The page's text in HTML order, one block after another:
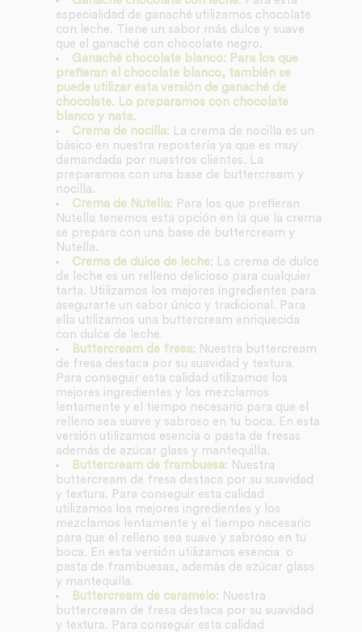
especialidad de ganaché utilizamos chocolate
con leche. Tiene un sabor más dulce y suave
que el ganaché con chocolate negro.
Ganaché chocolate blanco: Para los que
prefieran el chocolate blanco, también se
puede utilizar esta versión de ganaché de
chocolate. Lo preparamos con chocolate
blanco y nata.
Crema de nocilla: La crema de nocilla es un
básico en nuestra repostería ya que es muy
demandada por nuestros clientes. La
preparamos con una base de buttercream y
nocilla.
Crema de Nutella: Para los que prefieran
Nutella tenemos esta opción en la que la crema
se prepara con una base de buttercream y
Nutella.
Crema de dulce de leche: La crema de dulce
de leche es un relleno delicioso para cualquier
tarta. Utilizamos los mejores ingredientes para
asegurarte un sabor único y tradicional. Para
ella utilizamos una buttercream enriquecida
con dulce de leche.
Buttercream de fresa: Nuestra buttercream
de fresa destaca por su suavidad y textura.
Para conseguir esta calidad utilizamos los
mejores ingredientes y los mezclamos
lentamente y el tiempo necesario para que el
relleno sea suave y sabroso en tu boca. En esta
versión utilizamos esencia o pasta de fresas
además de azúcar glass y mantequilla.
Buttercream de frambuesa: Nuestra
buttercream de fresa destaca por su suavidad
y textura. Para conseguir esta calidad
utilizamos los mejores ingredientes y los
mezclamos lentamente y el tiempo necesario
para que el relleno sea suave y sabroso en tu
boca. En esta versión utilizamos esencia o
pasta de frambuesas, además de azúcar glass
y mantequilla.
Buttercream de caramelo: Nuestra
buttercream de fresa destaca por su suavidad
y textura. Para conseguir esta calidad